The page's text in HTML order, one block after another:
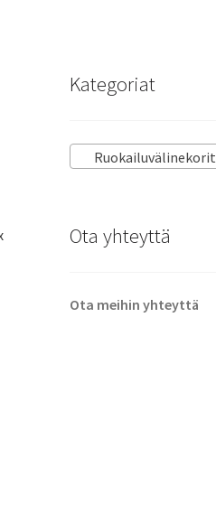
Kategoriat
Ruokailuvälinekorit
Ota yhteyttä
Ota meihin yhteyttä